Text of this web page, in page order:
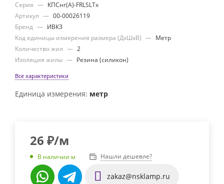
Серия — КПСнг(А)-FRLSLTx
Артикул — 00-00026119
Бренд — ИВКЗ
Код единицы измерения размера (ДхШхВ) — Метр
Количество жил — 2
Изоляция жилы — Резина (силикон)
Все характеристики
Единица измерения: метр
26 ₽/м
В наличии м Нашли дешевле?
zakaz@nsklamp.ru